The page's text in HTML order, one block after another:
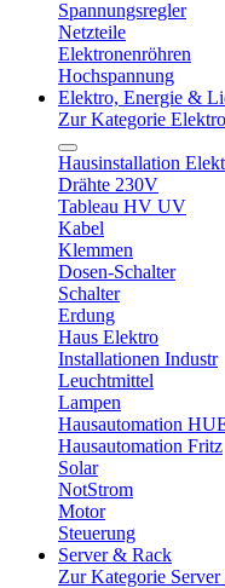
Spannungsregler
Netzteile
Elektronenröhren
Hochspannung
Elektro, Energie &
Zur Kategorie
Hausinstallation
Drähte 230V
Tableau HV UV
Kabel
Klemmen
Dosen-Schalter
Schalter
Erdung
Haus Elektro
Installationen Industr
Leuchtmittel
Lampen
Hausautomation
Hausautomation Fritz
Solar
NotStrom
Motor
Steuerung
Server & Rack
Zur Kategorie